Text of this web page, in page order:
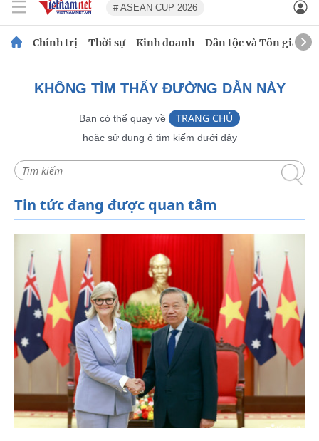
# ASEAN CUP 2026
Chính trị Thời sự Kinh doanh Dân tộc và Tôn giáo
KHÔNG TÌM THẤY ĐƯỜNG DẪN NÀY
Bạn có thể quay về TRANG CHỦ
hoặc sử dụng ô tìm kiếm dưới đây
Tin tức đang được quan tâm